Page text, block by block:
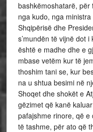
bashkëmoshatarë,
nga kudo, nga
Shqipërisë dhe
s’mundën të vijnë dot
është e madhe dhe e
mbase vetëm kur të
thoshim tani se, kur
na u shtua besimi në
Shoqet dhe shokët e
gëzimet që kanë
pafajshme rinore, që
të tashme, për ato që